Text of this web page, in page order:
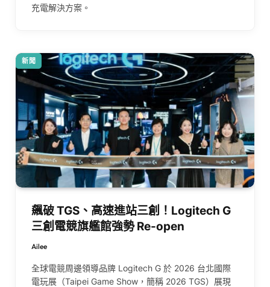
充電解決方案。
新聞
飆破 TGS、高速進站三創！Logitech G
三創電競旗艦館強勢 Re-open
Ailee
全球電競周邊領導品牌 Logitech G 於 2026 台北國際
電玩展（Taipei Game Show，簡稱 2026 TGS）展現